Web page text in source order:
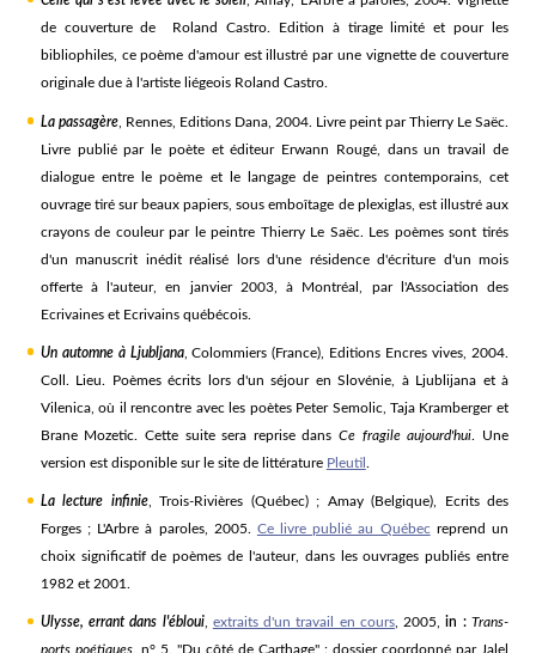
de couverture de Roland Castro. Edition à tirage limité et pour les
bibliophiles, ce poème d'amour est illustré par une vignette de couverture
originale due à l'artiste liégeois Roland Castro.
La passagère, Rennes, Editions Dana, 2004. Livre peint par Thierry Le Saëc.
Livre publié par le poète et éditeur Erwann Rougé, dans un travail de
dialogue entre le poème et le langage de peintres contemporains, cet
ouvrage tiré sur beaux papiers, sous emboîtage de plexiglas, est illustré aux
crayons de couleur par le peintre Thierry Le Saëc. Les poèmes sont tirés
d'un manuscrit inédit réalisé lors d'une résidence d'écriture d'un mois
offerte à l'auteur, en janvier 2003, à Montréal, par l'Association des
Ecrivaines et Ecrivains québécois.
Un automne à Ljubljana, Colommiers (France), Editions Encres vives, 2004.
Coll. Lieu. Poèmes écrits lors d'un séjour en Slovénie, à Ljublijana et à
Vilenica, où il rencontre avec les poètes Peter Semolic, Taja Kramberger et
Brane Mozetic. Cette suite sera reprise dansCe fragile aujourd'hui. Une
version est disponible sur le site de littérature Pleutil .
La lecture infinie, Trois-Rivières (Québec) ; Amay (Belgique), Ecrits des
Forges ; L'Arbre à paroles, 2005. Ce livre publié au Québec reprend un
choix significatif de poèmes de l'auteur, dans les ouvrages publiés entre
1982 et 2001.
Ulysse, errant dans l'ébloui, extraits d'un travail en cours, 2005,in : Trans-
ports poétiques, n° 5, "Du côté de Carthage" : dossier coordonné par Jalel